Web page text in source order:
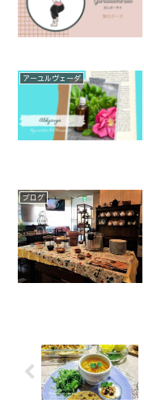
アーユルヴェーダ
ブログ